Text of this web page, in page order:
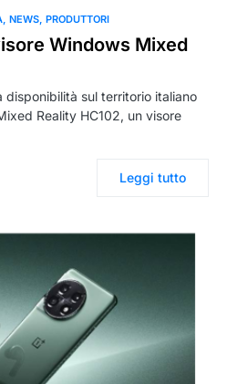
NEWS PRODUTTORI
Windows Mixed
disponibilità sul territorio italiano
Reality HC102, un visore
Leggi tutto